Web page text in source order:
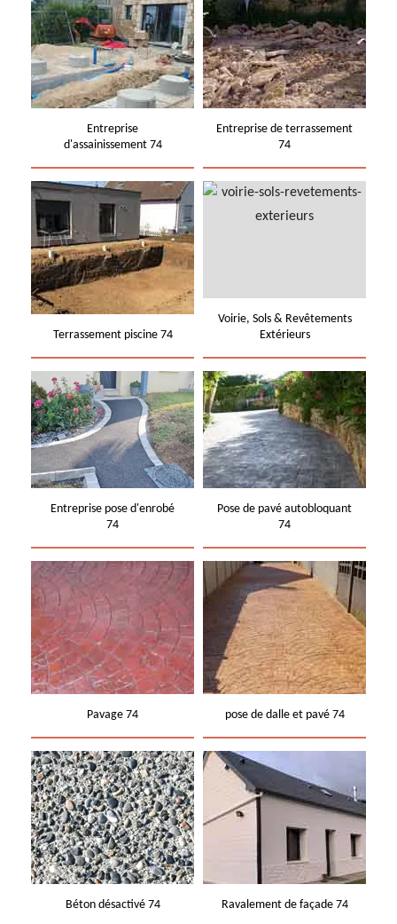
Entreprise
d'assainissement 74
Entreprise de terrassement
74
Terrassement piscine 74
Voirie, Sols & Revêtements
Extérieurs
Entreprise pose d'enrobé
74
Pose de pavé autobloquant
74
Pavage 74 pose de dalle et pavé 74
Béton désactivé 74 Ravalement de façade 74